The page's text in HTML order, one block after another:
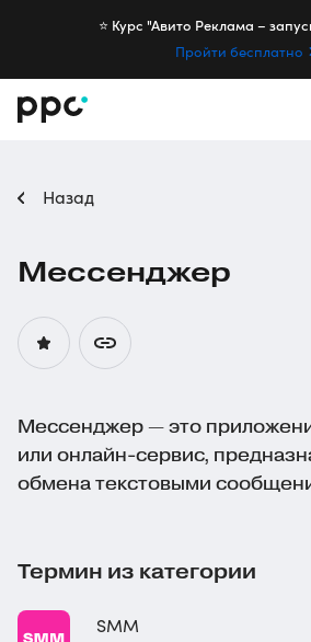
⭐️ Курс "Авито Реклама –
Пройти бесплатно
Назад
Мессенджер
Мессенджер — это
или онлайн-сервис,
обмена текстовыми
Термин из категории
SMM